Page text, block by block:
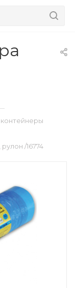
/16774